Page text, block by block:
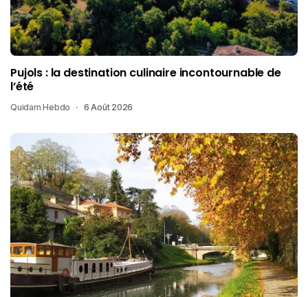
Pujols : la destination culinaire incontournable de
l’été
Quidam Hebdo 6 Août 2026